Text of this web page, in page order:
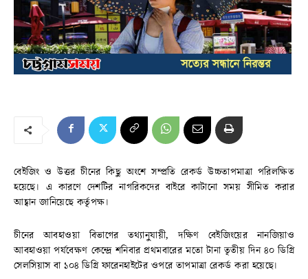
বেইজিং ও উত্তর চীনের কিছু অংশে সম্প্রতি রেকর্ড উচ্চতাপমাত্রা পরিলক্ষিত
হয়েছে। এ কারণে দেশটির নাগরিকদের বাইরে কাটানো সময় সীমিত করার
আহ্বান জানিয়েছে কর্তৃপক্ষ।
চীনের আবহাওয়া বিভাগের তথ্যানুযায়‌ী, দক্ষিণ বেইজিংয়ের নানজিয়াও
আবহাওয়া পর্যবেক্ষণ কেন্দ্রে শনিবার প্রথমবারের মতো টানা তৃতীয় দিন ৪০ ডিগ্রি
সেলসিয়াস বা ১০৪ ডিগ্রি ফারেনহাইটের ওপরে তাপমাত্রা রেকর্ড করা হয়েছে।